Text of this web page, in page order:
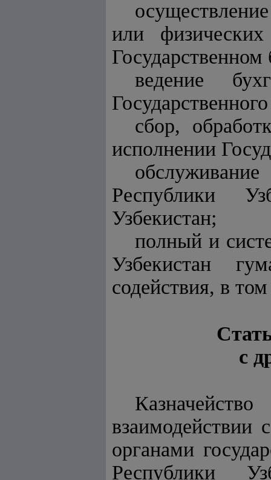
или
ведение
сбор,
исполнении
обслуживание
Республики
Узбекистан;
полный и
Узбекистан
содействия, в
с
взаимодействии
органами
Республики